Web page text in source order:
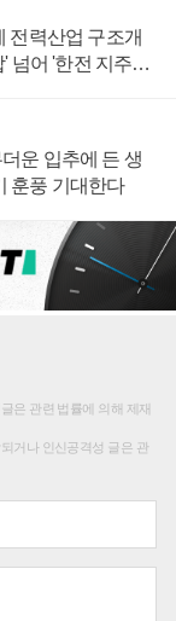
전력산업 구조개
넘어 '한전 지주사'
운 입추에 든 생
훈풍 기대한다
은 관련 법률에 의해 제재
거나 인신공격성 글은 관